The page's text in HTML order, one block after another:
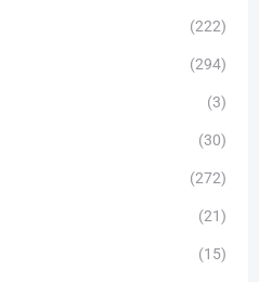
(222)
(294)
(3)
(30)
(272)
(21)
(15)